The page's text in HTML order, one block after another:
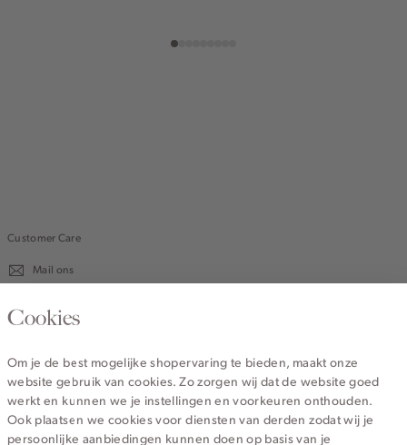
Customer Care
Mail ons
020 - 3412 670
Service
Cookies
Om je de best mogelijke shopervaring te bieden, maakt onze
website gebruik van cookies. Zo zorgen wij dat de website goed
werkt en kunnen we je instellingen en voorkeuren onthouden.
Ook plaatsen we cookies voor diensten van derden zodat wij je
persoonlijke aanbiedingen kunnen doen op basis van je